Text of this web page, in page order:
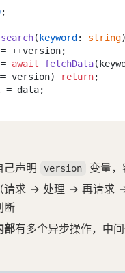
;
search( keyword : string
++version;
await fetchData
version) return
=
己声明 version
变量
请求 → 处理 → 再请求 →
断
部有多个异步操作，中